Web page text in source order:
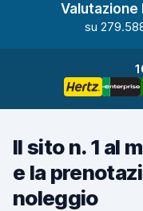
Valutazione
su
Il sito n. 1 al
e la
noleggio